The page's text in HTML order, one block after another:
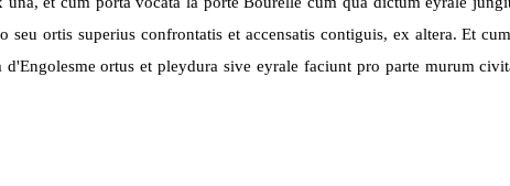
ortis superius confrontatis et accensatis contiguis, ex altera. Et
ortus et pleydura sive eyrale faciunt pro parte murum